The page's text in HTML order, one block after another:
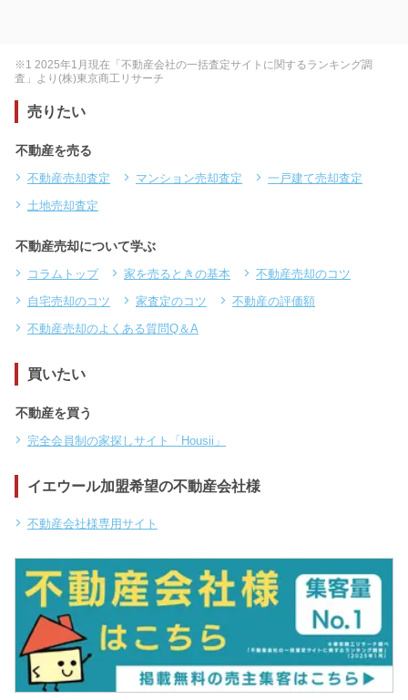
※1 2025年1月現在「不動産会社の一括査定サイトに関するランキング調
査」より(株)東京商工リサーチ
売りたい
不動産を売る
不動産売却査定 マンション売却査定
一戸建て売却査定
土地売却査定
不動産売却について学ぶ
コラムトップ 家を売るときの基本
不動産売却のコツ
自宅売却のコツ
家査定のコツ
不動産の評価額
不動産売却のよくある質問Q＆A
買いたい
不動産を買う
完全会員制の家探しサイト「Housii」
イエウール加盟希望の不動産会社様
不動産会社様専用サイト